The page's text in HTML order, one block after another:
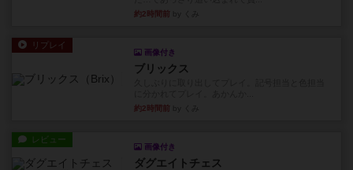
約2時間前
リプレイ
画像付き
ブリックス
約2時間前
レビュー
画像付き
ダグエイトチェス